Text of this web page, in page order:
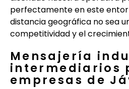
perfectamente en este
distancia geográfica no sea
competitividad y el
Mensajería
intermediarios
empresas de